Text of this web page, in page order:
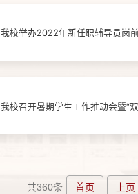
我校举办2022年新任职辅导员岗前
我校召开暑期学生工作推动会暨“
共360条 首页 上页